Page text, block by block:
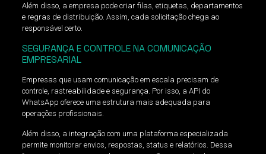
Além disso, a empresa pode criar filas, etiquetas, departamentos
e regras de distribuição. Assim, cada solicitação chega ao
responsável certo.
SEGURANÇA E CONTROLE NA COMUNICAÇÃO
EMPRESARIAL
Empresas que usam comunicação em escala precisam de
controle, rastreabilidade e segurança. Por isso, a API do
WhatsApp oferece uma estrutura mais adequada para
operações profissionais.
Além disso, a integração com uma plataforma especializada
permite monitorar envios, respostas, status e relatórios. Dessa